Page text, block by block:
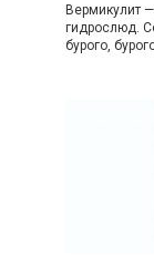
Вермикулит
гидрослюд.
бурого,